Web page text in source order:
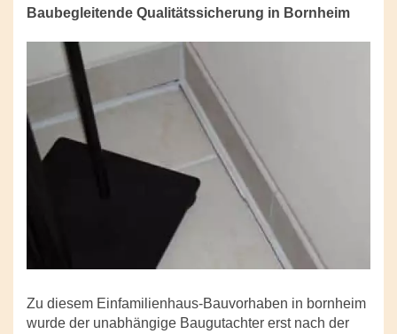
Baubegleitende Qualitätssicherung in Bornheim
Zu diesem Einfamilienhaus-Bauvorhaben in bornheim
wurde der unabhängige Baugutachter erst nach der